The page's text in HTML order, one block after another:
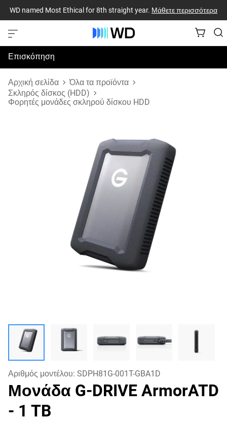
WD named Most Ethical for 8th straight year. Μάθετε περισσότερα
Επισκόπηση
Προδιαγραφές
Υποστήριξη & Πόροι
Αρχική σελίδα
Όλα τα προϊόντα
Σκληρός δίσκος (HDD)
Φορητές μονάδες σκληρού δίσκου HDD
Αριθμός μοντέλου: SDPH81G-001T-GBA1D
Μονάδα G-DRIVE ArmorATD
- 1 TB